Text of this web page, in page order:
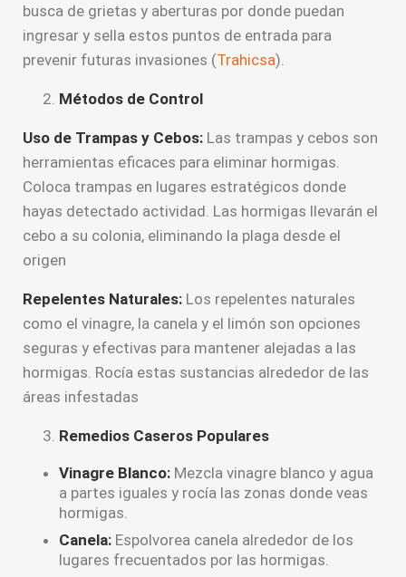
busca de grietas y aberturas por donde puedan
ingresar y sella estos puntos de entrada para
prevenir futuras invasiones​ (Trahicsa)​.
Métodos de Control
Uso de Trampas y Cebos: Las trampas y cebos son
herramientas eficaces para eliminar hormigas.
Coloca trampas en lugares estratégicos donde
hayas detectado actividad. Las hormigas llevarán el
cebo a su colonia, eliminando la plaga desde el
origen
Repelentes Naturales: Los repelentes naturales
como el vinagre, la canela y el limón son opciones
seguras y efectivas para mantener alejadas a las
hormigas. Rocía estas sustancias alrededor de las
áreas infestadas​
Remedios Caseros Populares
Vinagre Blanco: Mezcla vinagre blanco y agua
a partes iguales y rocía las zonas donde veas
hormigas.
Canela: Espolvorea canela alrededor de los
lugares frecuentados por las hormigas.